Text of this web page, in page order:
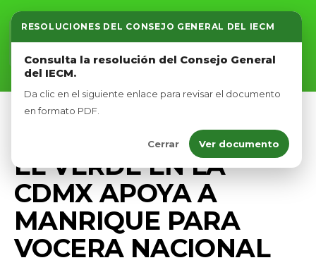
RESOLUCIONES DEL CONSEJO GENERAL DEL IECM
Consulta la resolución del Consejo General
del IECM.
Da clic en el siguiente enlace para revisar el documento
en formato PDF.
Cerrar Ver documento
Inicio
Nosotros
Afíliate
EL VERDE EN LA
CDMX APOYA A
MANRIQUE PARA
VOCERA NACIONAL